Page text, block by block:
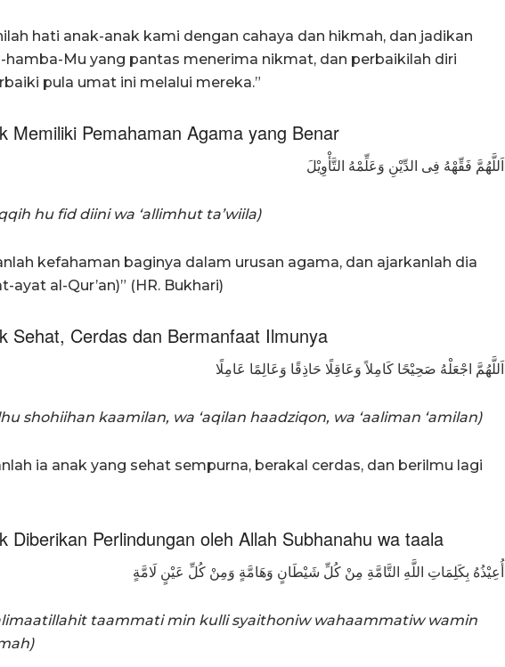
hati anak-anak kami dengan cahaya dan hikmah, dan jadikan
hamba-Mu yang pantas menerima nikmat, dan perbaikilah diri
pula umat ini melalui mereka.”
Memiliki Pemahaman Agama yang Benar
اَللَّهُمَّ فَقِّهْهُ فِى الدِّيْنِ وَعَلِّمْهُ التَّأْوِيْلَ
hu fid diini wa ‘allimhut ta’wiila)
kefahaman baginya dalam urusan agama, dan ajarkanlah dia
ayat al-Qur’an)” (HR. Bukhari)
Sehat, Cerdas dan Bermanfaat Ilmunya
اَللَّهُمَّ اجْعَلْهُ صَحِيْحًا كَامِلاً وَعَاقِلًا حَاذِقًا وَعَالِمًا عَامِلًا
shohiihan kaamilan, wa ‘aqilan haadziqon, wa ‘aaliman ‘amilan)
ia anak yang sehat sempurna, berakal cerdas, dan berilmu lagi
Diberikan Perlindungan oleh Allah Subhanahu wa taala
أُعِيْذُهُ بِكَلِمَاتِ اللَّهِ التَّامَّةِ مِنْ كُلِّ شَيْطَانٍ وَهَامَّةٍ وَمِنْ كُلِّ عَيْنٍ لَامَّةٍ
taammati min kulli syaithoniw wahaammatiw wamin